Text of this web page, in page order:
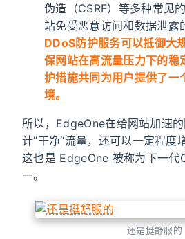
伪造（CSRF）等多种常见
站免受恶意访问和数据泄露
DDoS防护服务可以抵御大
保网站在高流量压力下的稳
护措施共同为用户提供了一
境。
所以，EdgeOne在给网站加速
计”干净“流量，还可以一定程度
这也是 EdgeOne 被称为下一代
一。
还是挺舒服的